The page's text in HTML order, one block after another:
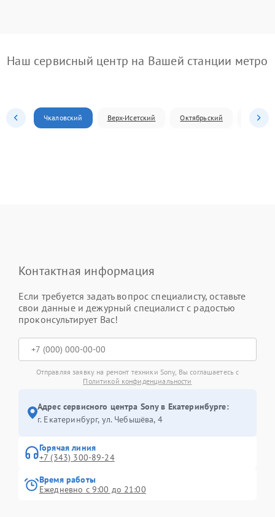
Наш сервисный центр на Вашей станции метро
Чкаловский Верх-Исетский Октябрьский
Контактная информация
Если требуется задать вопрос специалисту, оставьте
свои данные и дежурный специалист с радостью
проконсультирует Вас!
Отправляя заявку на ремонт техники Sony, Вы соглашаетесь с
Политикой конфиденциальности
Адрес сервисного центра Sony в Екатеринбурге:
г. Екатеринбург, ул. Чебышёва, 4
Горячая линия
+7 (343) 300-89-24
Время работы
Ежедневно с 9:00 до 21:00